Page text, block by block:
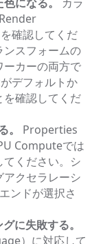
になる。
カラ
確認してくだ
ンスフォームの
カーの両方で
デフォルトか
確認してくだ
Properties
Computeでは
ください。シ
クセラレーシ
ンドが選択さ
に失敗する。
）に対応して